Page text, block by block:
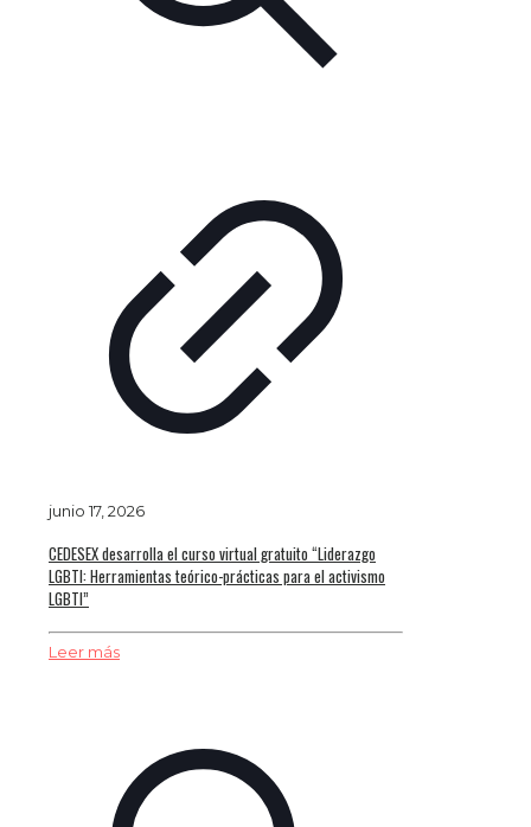
junio 17, 2026
CEDESEX desarrolla el curso virtual gratuito “Liderazgo
LGBTI: Herramientas teórico-prácticas para el activismo
LGBTI”
Leer más